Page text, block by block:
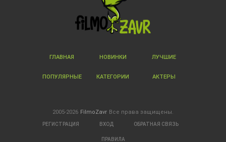
ГЛАВНАЯ НОВИНКИ ЛУЧШИЕ
ПОПУЛЯРНЫЕ КАТЕГОРИИ АКТЕРЫ
2005-2026 FilmoZavr Все права защищены.
РЕГИСТРАЦИЯ ВХОД ОБРАТНАЯ СВЯЗЬ
ПРАВИЛА